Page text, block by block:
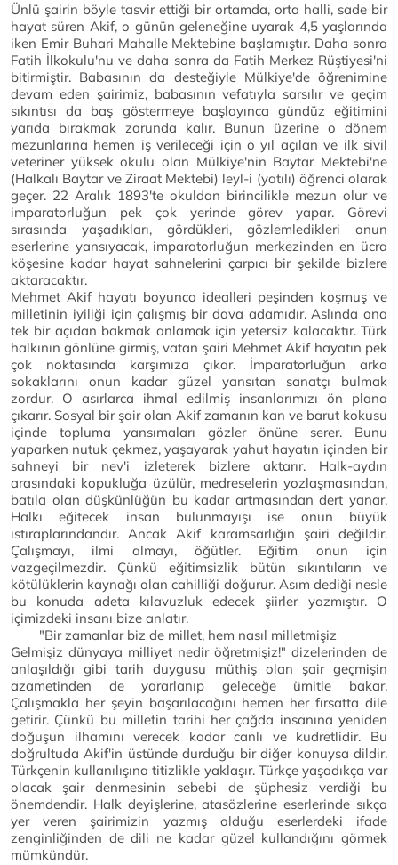
Ünlü şairin böyle tasvir ettiği bir ortamda, orta halli, sade bir
hayat süren Akif, o günün geleneğine uyarak 4,5 yaşlarında
iken Emir Buhari Mahalle Mektebine başlamıştır. Daha sonra
Fatih İlkokulu'nu ve daha sonra da Fatih Merkez Rüştiyesi'ni
bitirmiştir. Babasının da desteğiyle Mülkiye'de öğrenimine
devam eden şairimiz, babasının vefatıyla sarsılır ve geçim
sıkıntısı da baş göstermeye başlayınca gündüz eğitimini
yarıda bırakmak zorunda kalır. Bunun üzerine o dönem
mezunlarına hemen iş verileceği için o yıl açılan ve ilk sivil
veteriner yüksek okulu olan Mülkiye'nin Baytar Mektebi'ne
(Halkalı Baytar ve Ziraat Mektebi) leyl-i (yatılı) öğrenci olarak
geçer. 22 Aralık 1893'te okuldan birincilikle mezun olur ve
imparatorluğun pek çok yerinde görev yapar. Görevi
sırasında yaşadıkları, gördükleri, gözlemledikleri onun
eserlerine yansıyacak, imparatorluğun merkezinden en ücra
köşesine kadar hayat sahnelerini çarpıcı bir şekilde bizlere
aktaracaktır.
Mehmet Akif hayatı boyunca idealleri peşinden koşmuş ve
milletinin iyiliği için çalışmış bir dava adamıdır. Aslında ona
tek bir açıdan bakmak anlamak için yetersiz kalacaktır. Türk
halkının gönlüne girmiş, vatan şairi Mehmet Akif hayatın pek
çok noktasında karşımıza çıkar. İmparatorluğun arka
sokaklarını onun kadar güzel yansıtan sanatçı bulmak
zordur. O asırlarca ihmal edilmiş insanlarımızı ön plana
çıkarır. Sosyal bir şair olan Akif zamanın kan ve barut kokusu
içinde topluma yansımaları gözler önüne serer. Bunu
yaparken nutuk çekmez, yaşayarak yahut hayatın içinden bir
sahneyi bir nev'i izleterek bizlere aktarır. Halk-aydın
arasındaki kopukluğa üzülür, medreselerin yozlaşmasından,
batıla olan düşkünlüğün bu kadar artmasından dert yanar.
Halkı eğitecek insan bulunmayışı ise onun büyük
ıstıraplarındandır. Ancak Akif karamsarlığın şairi değildir.
Çalışmayı, ilmi almayı, öğütler. Eğitim onun için
vazgeçilmezdir. Çünkü eğitimsizlik bütün sıkıntıların ve
kötülüklerin kaynağı olan cahilliği doğurur. Asım dediği nesle
bu konuda adeta kılavuzluk edecek şiirler yazmıştır. O
içimizdeki insanı bize anlatır.
"Bir zamanlar biz de millet, hem nasıl milletmişiz
Gelmişiz dünyaya milliyet nedir öğretmişiz!" dizelerinden de
anlaşıldığı gibi tarih duygusu müthiş olan şair geçmişin
azametinden de yararlanıp geleceğe ümitle bakar.
Çalışmakla her şeyin başarılacağını hemen her fırsatta dile
getirir. Çünkü bu milletin tarihi her çağda insanına yeniden
doğuşun ilhamını verecek kadar canlı ve kudretlidir. Bu
doğrultuda Akif'in üstünde durduğu bir diğer konuysa dildir.
Türkçenin kullanılışına titizlikle yaklaşır. Türkçe yaşadıkça var
olacak şair denmesinin sebebi de şüphesiz verdiği bu
önemdendir. Halk deyişlerine, atasözlerine eserlerinde sıkça
yer veren şairimizin yazmış olduğu eserlerdeki ifade
zenginliğinden de dili ne kadar güzel kullandığını görmek
mümkündür.